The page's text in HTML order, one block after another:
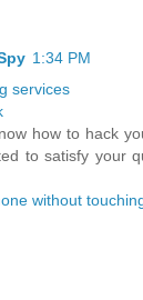
1:34 PM
services
how to hack
to satisfy your
without